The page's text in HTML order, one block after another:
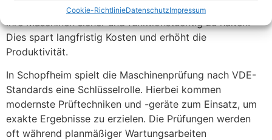
Cookie-RichtlinieDatenschutzImpressum
Unternehmen verlassen sich auf die VDE-Prüfungen, um
ihre Maschinen sicher und funktionstüchtig zu halten.
Dies spart langfristig Kosten und erhöht die
Produktivität.
In Schopfheim spielt die Maschinenprüfung nach VDE-
Standards eine Schlüsselrolle. Hierbei kommen
modernste Prüftechniken und -geräte zum Einsatz, um
exakte Ergebnisse zu erzielen. Die Prüfungen werden
oft während planmäßiger Wartungsarbeiten